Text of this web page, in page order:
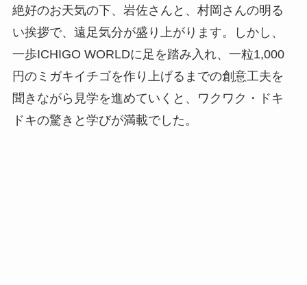
絶好のお天気の下、岩佐さんと、村岡さんの明る
い挨拶で、遠足気分が盛り上がります。しかし、
一歩ICHIGO WORLDに足を踏み入れ、一粒1,000
円のミガキイチゴを作り上げるまでの創意工夫を
聞きながら見学を進めていくと、ワクワク・ドキ
ドキの驚きと学びが満載でした。